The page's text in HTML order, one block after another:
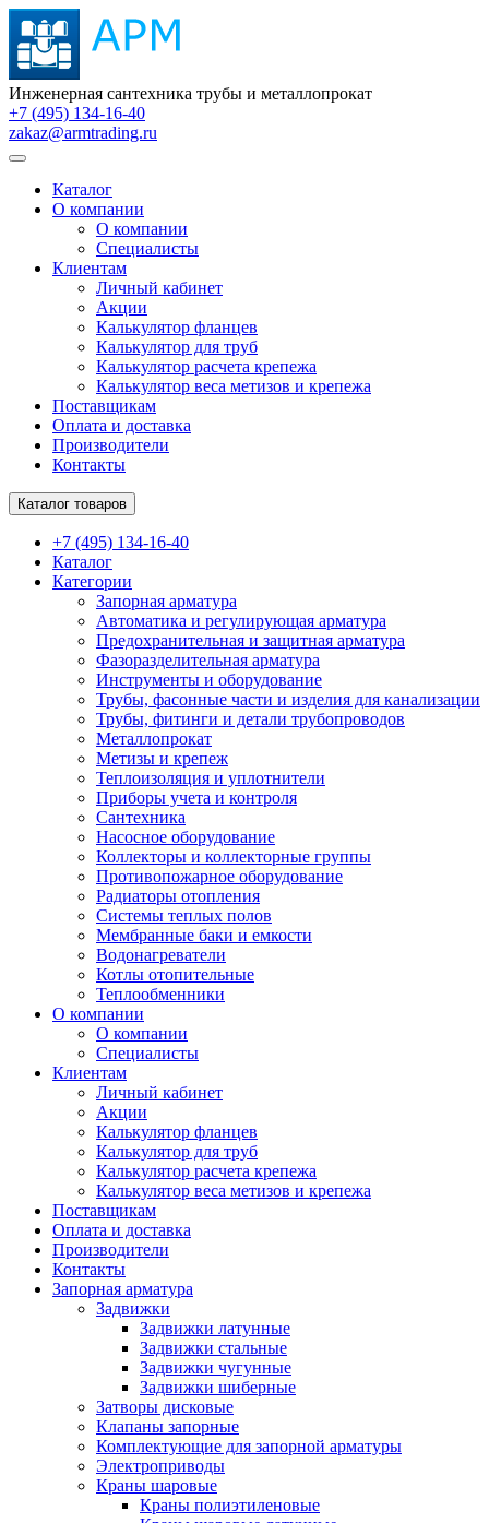
Инженерная сантехника трубы и металлопрокат
+7 (495) 134-16-40
zakaz@armtrading.ru
Каталог
О компании
О компании
Специалисты
Клиентам
Личный кабинет
Акции
Калькулятор фланцев
Калькулятор для труб
Калькулятор расчета крепежа
Калькулятор веса метизов и крепежа
Поставщикам
Оплата и доставка
Производители
Контакты
Каталог товаров
+7 (495) 134-16-40
Каталог
Категории
Запорная арматура
Автоматика и регулирующая арматура
Предохранительная и защитная арматура
Фазоразделительная арматура
Инструменты и оборудование
Трубы, фасонные части и изделия для канализации
Трубы, фитинги и детали трубопроводов
Металлопрокат
Метизы и крепеж
Теплоизоляция и уплотнители
Приборы учета и контроля
Сантехника
Насосное оборудование
Коллекторы и коллекторные группы
Противопожарное оборудование
Радиаторы отопления
Системы теплых полов
Мембранные баки и емкости
Водонагреватели
Котлы отопительные
Теплообменники
О компании
О компании
Специалисты
Клиентам
Личный кабинет
Акции
Калькулятор фланцев
Калькулятор для труб
Калькулятор расчета крепежа
Калькулятор веса метизов и крепежа
Поставщикам
Оплата и доставка
Производители
Контакты
Запорная арматура
Задвижки
Задвижки латунные
Задвижки стальные
Задвижки чугунные
Задвижки шиберные
Затворы дисковые
Клапаны запорные
Комплектующие для запорной арматуры
Электроприводы
Краны шаровые
Краны полиэтиленовые